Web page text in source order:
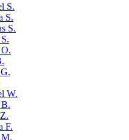
S.
S.
S.
W.
F.